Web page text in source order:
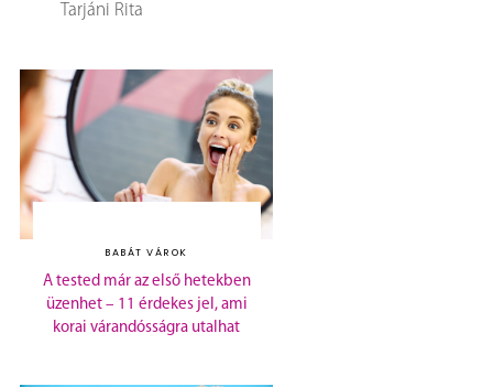
Tarjáni Rita
BABÁT VÁROK
A tested már az első hetekben
üzenhet – 11 érdekes jel, ami
korai várandósságra utalhat